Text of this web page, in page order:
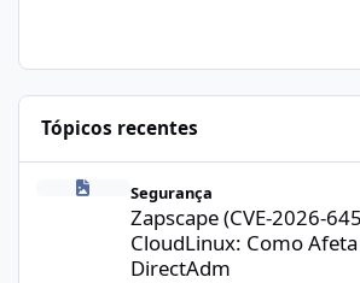
Tópicos recentes
Zapscape (CVE-2026-64561) no
Segurança
Zapscape (CVE-2026-
CloudLinux: Como Afeta
DirectAdm